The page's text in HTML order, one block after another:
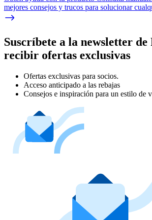
mejores consejos y trucos para solucionar
Suscríbete a la newsletter
recibir ofertas exclusivas
Ofertas exclusivas para socios.
Acceso anticipado a las rebajas
Consejos e inspiración para un estilo de